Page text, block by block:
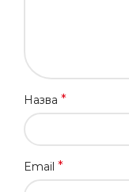
Назва *
Email *